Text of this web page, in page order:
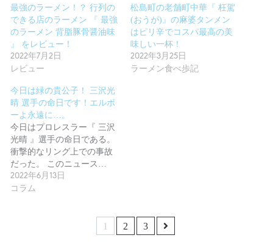
最強のラーメン！？ 行列の
できる店のラーメン 『 最強
のラーメン 背脂豚骨醤油味
』 をレビュー！
2022年7月2日
レビュー
松島町の老舗町中華『 枉駕
(おうが)』の麻婆タンメン
はピリ辛でコスパ最高の美
味しい一杯！
2022年3月25日
ラーメン食べ歩記
今日は緑の貴公子！ 三沢光
晴 選手の命日です！エルボ
ーよ永遠に…。
今日はプロレスラー『 三沢
光晴 』選手の命日である。
衝撃的なリング上での事故
だった。 このニュース…
2022年6月13日
コラム
1 2 3